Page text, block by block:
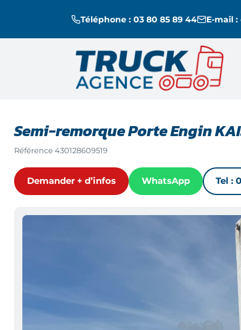
Téléphone : 03 80 85 89 44 E-mail
Semi-remorque Porte Engin
Référence430128609519
Demander + d’infos WhatsApp Tel :